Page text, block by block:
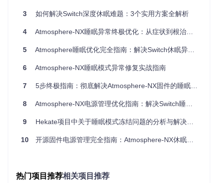
解析睡眠模式的核心工作原理
Atmosphere的睡眠功能基于Tegra X1处理器的电源管理框
Exosphere作为安全监控器（Secure Monitor），负责直接与
exosphere/program/source/pmc 目录下的实现
中，系统休眠时会依次执行：
关键寄存器状态保存
外设电源域切断
CPU核心时钟暂停
Mesosphere内核在mesosphere/kernel/source/init中实现了休
3 如何解决Switch深度休眠难题：3个实用方案全解析
4 Atmosphere-NX睡眠异常终极优化：从症状到根治的技术突破
5 Atmosphere睡眠优化完全指南：解决Switch休眠异常的全方位方案
6 Atmosphere-NX睡眠模式异常修复实战指南
7 5步终极指南：彻底解决Atmosphere-NX固件的睡眠唤醒失败问题
8 Atmosphere-NX电源管理优化指南：解决Switch睡眠异常问题
9 Hekate项目中关于睡眠模式冻结问题的分析与解决方案
10 开源固件电源管理完全指南：Atmosphere-NX休眠异常解决方案
热门项目推荐相关项目推荐